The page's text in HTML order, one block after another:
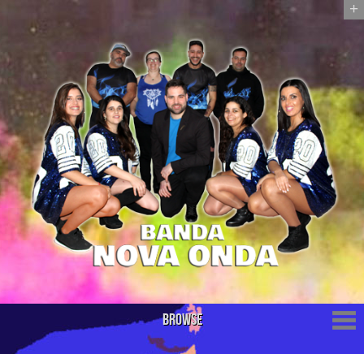
+
Browse